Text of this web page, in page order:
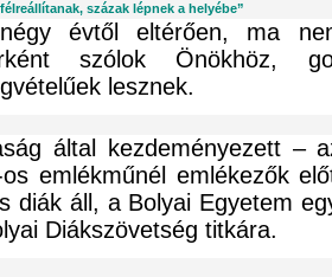
százak lépnek a helyébe”
évtől eltérően, ma
szólok Önökhöz,
lesznek.
által kezdeményezett –
os emlékműnél emlékezők
diák áll, a Bolyai Egyetem
Diákszövetség titkára.